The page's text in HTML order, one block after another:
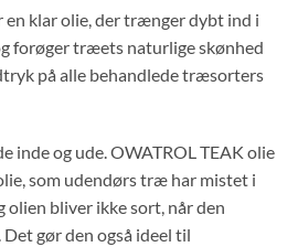
en klar olie, der trænger dybt ind i
forøger træets naturlige skønhed
på alle behandlede træsorters
inde og ude. OWATROL TEAK olie
som udendørs træ har mistet i
olien bliver ikke sort, når den
gør den også ideel til